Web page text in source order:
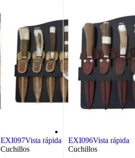
EXI097Vista rápida
Cuchillos
EXI096Vista rápida
Cuchillos